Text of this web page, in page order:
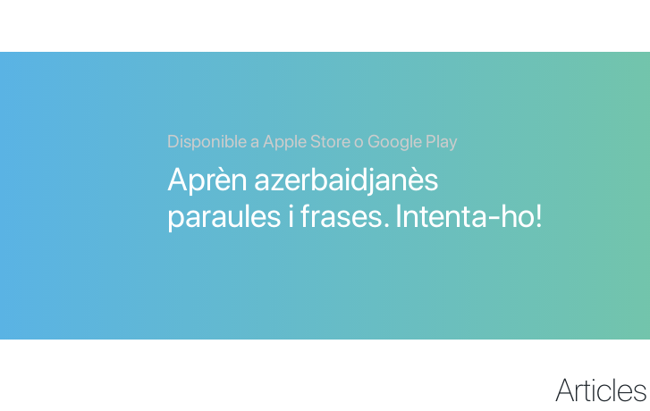
Disponible a Apple Store o Google Play
Aprèn azerbaidjanès
paraules i frases. Intenta-ho!
Articles